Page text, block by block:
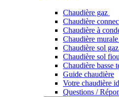
Chaudière gaz
Chaudière
Chaudière à
Chaudière
Chaudière sol gaz
Chaudière sol
Chaudière basse
Guide chaudière
Votre chaudière
Questions /